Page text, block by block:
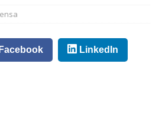
Facebook LinkedIn